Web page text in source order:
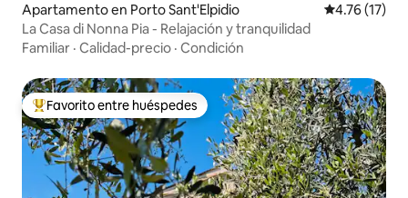
Apartamento en Porto Sant'Elpidio Calificación
4.76 (17)
La Casa di Nonna Pia - Relajación y tranquilidad
Familiar · Calidad-precio · Condición
Favorito entre huéspedes preferido
Favorito entre huéspedes